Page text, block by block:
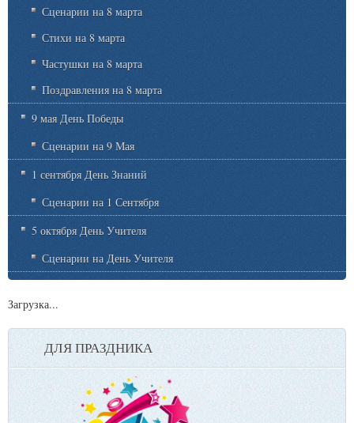
Сценарии на 8 марта
Стихи на 8 марта
Частушки на 8 марта
Поздравления на 8 марта
9 мая День Победы
Сценарии на 9 Мая
1 сентября День Знаний
Сценарии на 1 Сентября
5 октября День Учителя
Сценарии на День Учителя
Загрузка...
ДЛЯ ПРАЗДНИКА